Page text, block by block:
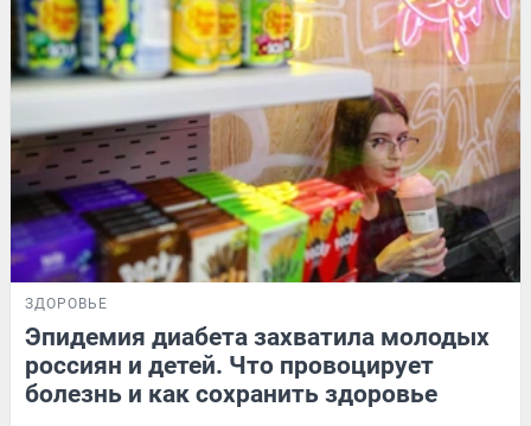
ЗДОРОВЬЕ
Эпидемия диабета захватила молодых
россиян и детей. Что провоцирует
болезнь и как сохранить здоровье